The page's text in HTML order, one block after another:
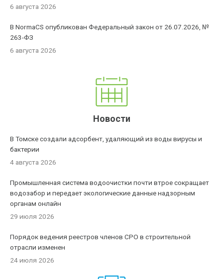
6 августа 2026
В NormaCS опубликован Федеральный закон от 26.07.2026, №
263-ФЗ
6 августа 2026
Новости
В Томске создали адсорбент, удаляющий из воды вирусы и
бактерии
4 августа 2026
Промышленная система водоочистки почти втрое сокращает
водозабор и передает экологические данные надзорным
органам онлайн
29 июля 2026
Порядок ведения реестров членов СРО в строительной
отрасли изменен
24 июля 2026